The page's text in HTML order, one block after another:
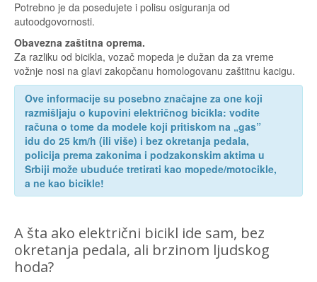
Potrebno je da posedujete i polisu osiguranja od
autoodgovornosti.
Obavezna zaštitna oprema.
Za razliku od bicikla, vozač mopeda je dužan da za vreme
vožnje nosi na glavi zakopčanu homologovanu zaštitnu kacigu.
Ove informacije su posebno značajne za one koji
razmišljaju o kupovini električnog bicikla: vodite
računa o tome da modele koji pritiskom na „gas”
idu do 25 km/h (ili više) i bez okretanja pedala,
policija prema zakonima i podzakonskim aktima u
Srbiji može ubuduće tretirati kao mopede/motocikle,
a ne kao bicikle!
A šta ako električni bicikl ide sam, bez
okretanja pedala, ali brzinom ljudskog
hoda?